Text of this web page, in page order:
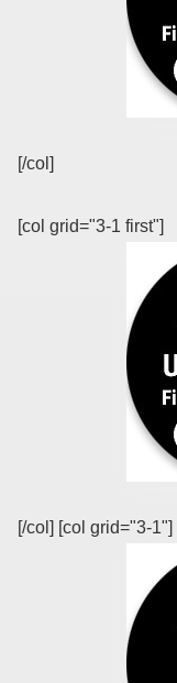
[/col]
[col grid="3-1 first"]
[/col] [col grid="3-1"]